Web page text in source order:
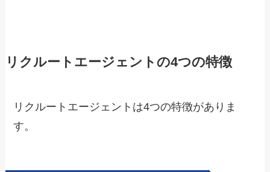
リクルートエージェントの4つの特徴
リクルートエージェントは4つの特徴がありま
す。